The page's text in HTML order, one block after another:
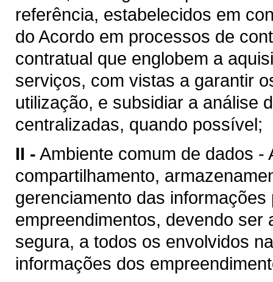
referência, estabelecidos em
do Acordo em processos de
contratual que englobem a
serviços, com vistas a garantir
utilização, e subsidiar a análise
centralizadas, quando possível;
II - Ambiente comum de dados
compartilhamento,
gerenciamento das
empreendimentos, devendo
segura, a todos os envolvidos
informações dos